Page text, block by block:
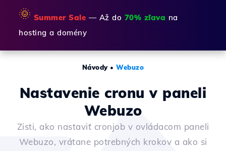
🌞 Summer Sale — Až do 70% zľava na
hosting a domény
Návody•Webuzo
Nastavenie cronu v paneli
Webuzo
Zisti, ako nastaviť cronjob v ovládacom paneli
Webuzo, vrátane potrebných krokov a ako si